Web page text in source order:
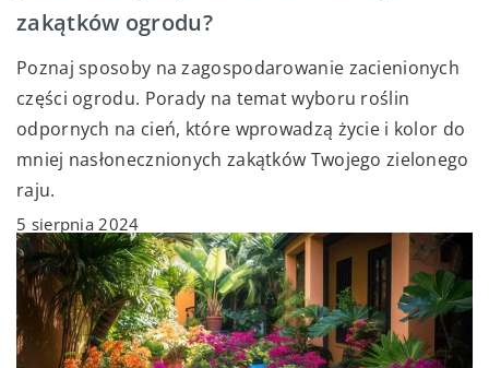
zakątków ogrodu?
Poznaj sposoby na zagospodarowanie zacienionych
części ogrodu. Porady na temat wyboru roślin
odpornych na cień, które wprowadzą życie i kolor do
mniej nasłonecznionych zakątków Twojego zielonego
raju.
5 sierpnia 2024